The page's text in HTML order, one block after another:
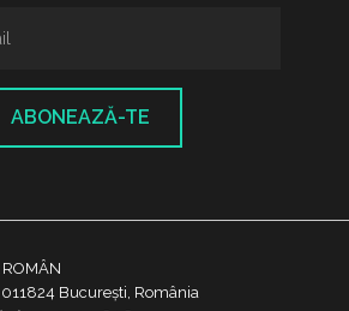
ABONEAZĂ-TE
ROMÂN
București, România